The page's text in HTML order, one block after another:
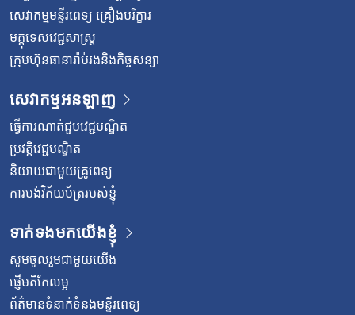
សេវាកម្មមន្ទីរពេទ្យ គ្រឿងបរិក្ខារ
មគ្គុទេសវេជ្ជសាស្ត្រ
ក្រុមហ៊ុនធានារ៉ាប់រងនិងកិច្ចសន្យា
សេវាកម្មអនឡាញ
ធ្វើការណាត់ជួបវេជ្ជបណ្ឌិត
ប្រវត្តិវេជ្ជបណ្ឌិត
និយាយជាមួយគ្រូពេទ្យ
ការបង់វិក័យប័ត្ររបស់ខ្ញុំ
ទាក់ទងមកយើងខ្ញុំ
សូមចូលរួមជាមួយយើង
ផ្ញើមតិកែលម្អ
ព័ត៌មានទំនាក់ទំនងមន្ទីរពេទ្យ